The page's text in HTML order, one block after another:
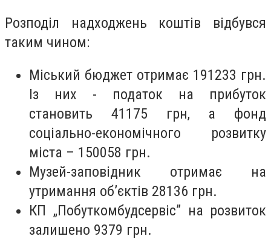
Розподіл надходжень коштів відбувся
таким чином:
Міський бюджет отримає 191233 грн.
Із них - податок на прибуток
становить 41175 грн, а фонд
соціально-економічного розвитку
міста – 150058 грн.
Музей-заповідник отримає на
утримання об’єктів 28136 грн.
КП „Побуткомбудсервіс” на розвиток
залишено 9379 грн.